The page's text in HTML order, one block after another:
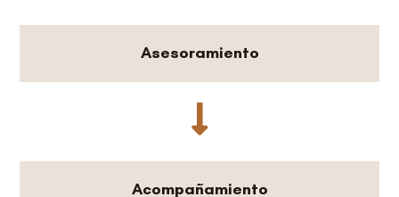
Asesoramiento
Acompañamiento